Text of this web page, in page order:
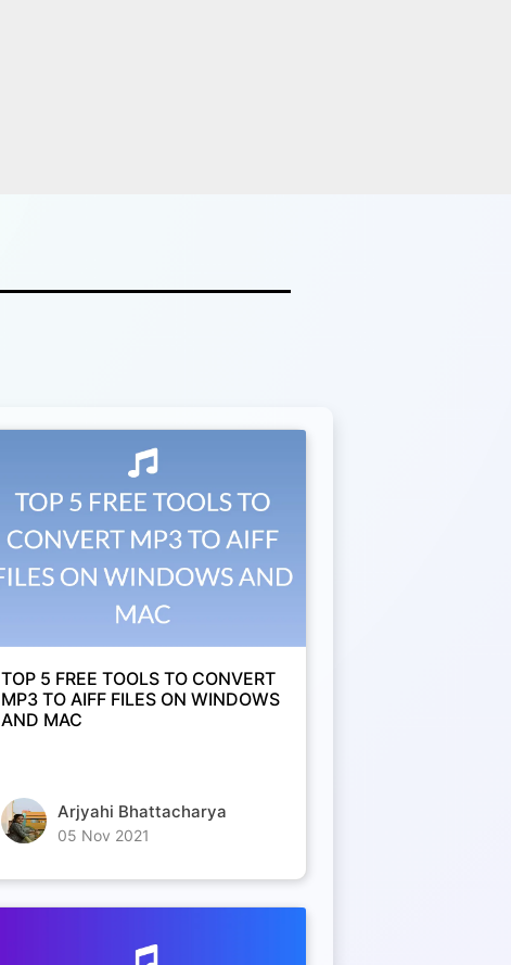
TOP 5 FREE TOOLS TO CONVERT
MP3 TO AIFF FILES ON WINDOWS
AND MAC
Arjyahi Bhattacharya
05 Nov 2021